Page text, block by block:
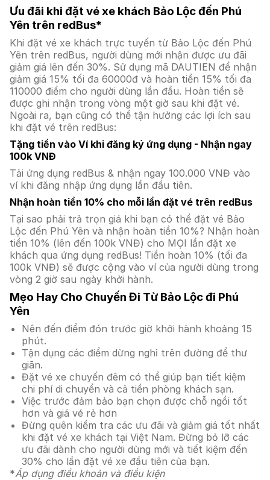
Ưu đãi khi đặt vé xe khách Bảo Lộc đến Phú
Yên trên redBus*
Khi đặt vé xe khách trực tuyến từ Bảo Lộc đến Phú
Yên trên redBus, người dùng mới nhận được ưu đãi
giảm giá lên đến 30%. Sử dụng mã DAUTIEN để nhận
giảm giá 15% tối đa 60000đ và hoàn tiền 15% tối đa
110000 điểm cho người dùng lần đầu. Hoàn tiền sẽ
được ghi nhận trong vòng một giờ sau khi đặt vé.
Ngoài ra, bạn cũng có thể tận hưởng các lợi ích sau
khi đặt vé trên redBus:
Tặng tiền vào Ví khi đăng ký ứng dụng - Nhận ngay
100k VNĐ
Tải ứng dụng redBus & nhận ngay 100.000 VNĐ vào
ví khi đăng nhập ứng dụng lần đầu tiên.
Nhận hoàn tiền 10% cho mỗi lần đặt vé trên redBus
Tại sao phải trả trọn giá khi bạn có thể đặt vé Bảo
Lộc đến Phú Yên và nhận hoàn tiền 10%? Nhận hoàn
tiền 10% (lên đến 100k VNĐ) cho MỌI lần đặt xe
khách qua ứng dụng redBus! Tiền hoàn 10% (tối đa
100k VNĐ) sẽ được cộng vào ví của người dùng trong
vòng 2 giờ sau ngày khởi hành.
Mẹo Hay Cho Chuyến Đi Từ Bảo Lộc đi Phú
Yên
Nên đến điểm đón trước giờ khởi hành khoảng 15
phút.
Tận dụng các điểm dừng nghỉ trên đường để thư
giãn.
Đặt vé xe chuyến đêm có thể giúp bạn tiết kiệm
chi phí di chuyển và cả tiền phòng khách sạn.
Việc trước đảm bảo bạn chọn được chỗ ngồi tốt
hơn và giá vé rẻ hơn
Đừng quên kiểm tra các ưu đãi và giảm giá tốt nhất
khi đặt vé xe khách tại Việt Nam. Đừng bỏ lỡ các
ưu đãi dành cho người dùng mới và tiết kiệm đến
30% cho lần đặt vé xe đầu tiên của bạn.
*Áp dụng điều khoản và điều kiện